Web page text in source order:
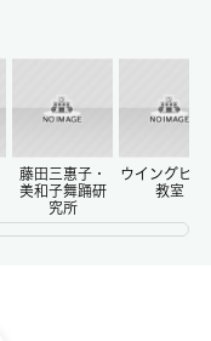
藤田三惠子・
美和子舞踊研
究所
ウイングピア
教室